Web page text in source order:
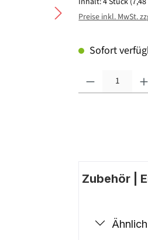
Preise inkl. MwSt.
Sofort
Zubehör |
Ähnlich